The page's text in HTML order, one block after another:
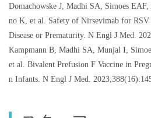
Domachowske J, Madhi SA, Simoes EAF,
no K, et al. Safety of Nirsevimab for
Disease or Prematurity. N Engl J Med.
Kampmann B, Madhi SA, Munjal I,
et al. Bivalent Prefusion F Vaccine in
n Infants. N Engl J Med.